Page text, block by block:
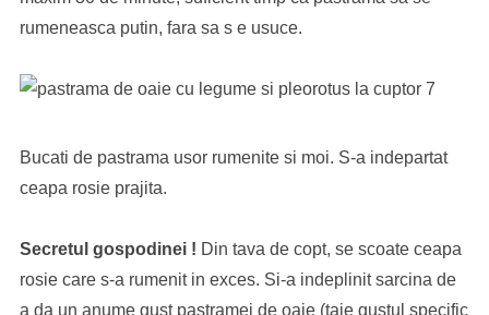
rumeneasca putin, fara sa s e usuce.
Bucati de pastrama usor rumenite si moi. S-a indepartat
ceapa rosie prajita.
Secretul gospodinei ! Din tava de copt, se scoate ceapa
rosie care s-a rumenit in exces. Si-a indeplinit sarcina de
a da un anume gust pastramei de oaie (taie gustul specific